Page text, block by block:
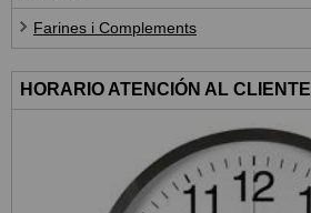
Farines i Complements
HORARIO ATENCIÓN AL CLIENTE